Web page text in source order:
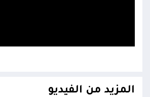
المزيد من الفيديو